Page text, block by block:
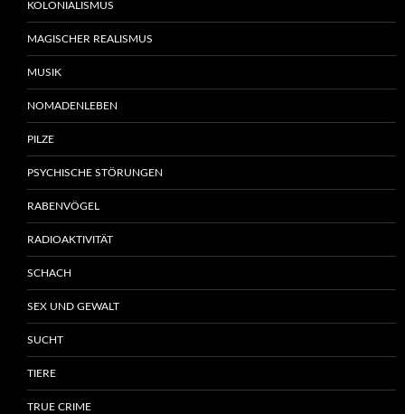
KOLONIALISMUS
MAGISCHER REALISMUS
MUSIK
NOMADENLEBEN
PILZE
PSYCHISCHE STÖRUNGEN
RABENVÖGEL
RADIOAKTIVITÄT
SCHACH
SEX UND GEWALT
SUCHT
TIERE
TRUE CRIME